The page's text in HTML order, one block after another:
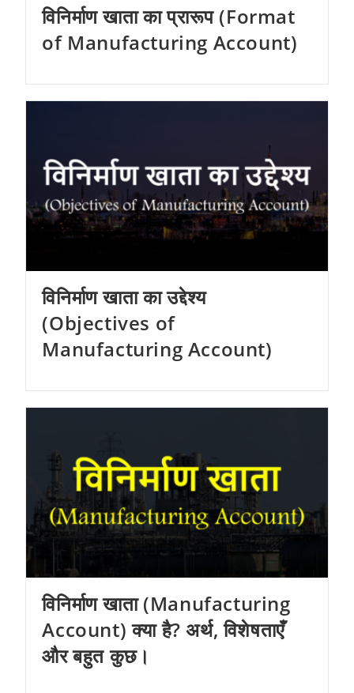
विनिर्माण खाता का प्रारूप (Format
of Manufacturing Account)
विनिर्माण खाता का उद्देश्य
(Objectives of
Manufacturing Account)
विनिर्माण खाता (Manufacturing
Account) क्या है? अर्थ, विशेषताएँ
और बहुत कुछ।